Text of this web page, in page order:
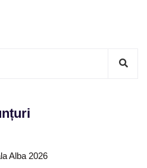
Alba 2026